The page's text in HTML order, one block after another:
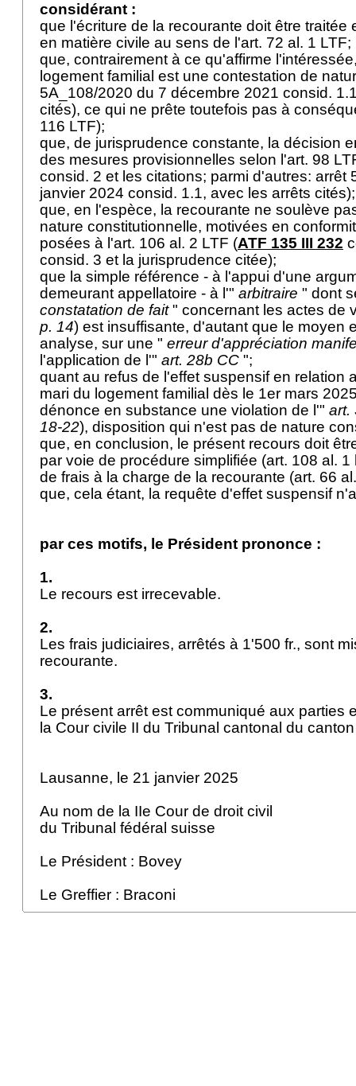
considérant :
que l'écriture de la recourante doit être traitée
en matière civile au sens de l'art. 72 al. 1 LTF;
que, contrairement à ce qu'affirme
logement familial est une contestation de
5A_108/2020 du 7 décembre 2021 consid.
cités), ce qui ne prête toutefois pas à
116 LTF);
que, de jurisprudence constante, la décision
des mesures provisionnelles selon l'art. 98
consid. 2 et les citations; parmi d'autres: arrêt
janvier 2024 consid. 1.1, avec les arrêts
que, en l'espèce, la recourante ne soulève
nature constitutionnelle, motivées en
posées à l'art. 106 al. 2 LTF (ATF 135 III 232
consid. 3 et la jurisprudence citée);
que la simple référence - à l'appui d'une
demeurant appellatoire - à l'" arbitraire " dont
constatation de fait" concernant les actes de
p. 14) est insuffisante, d'autant que le moyen
analyse, sur une " erreur d'appréciation
l'application de l'" art. 28b CC ";
quant au refus de l'effet suspensif en relation
mari du logement familial dès le 1er mars
dénonce en substance une violation de l'" art.
18-22), disposition qui n'est pas de nature
que, en conclusion, le présent recours doit
par voie de procédure simplifiée (art. 108 al. 1
de frais à la charge de la recourante (art. 66
que, cela étant, la requête d'effet suspensif
par ces motifs, le Président prononce :
1.
Le recours est irrecevable.
2.
Les frais judiciaires, arrêtés à 1'500 fr., sont
recourante.
3.
Le présent arrêt est communiqué aux parties
la Cour civile II du Tribunal cantonal du
Lausanne, le 21 janvier 2025
Au nom de la IIe Cour de droit civil
du Tribunal fédéral suisse
Le Président : Bovey
Le Greffier : Braconi